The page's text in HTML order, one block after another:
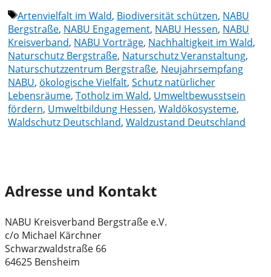
Schlagwörter
Artenvielfalt im Wald, Biodiversität schützen, NABU
Bergstraße, NABU Engagement, NABU Hessen, NABU
Kreisverband, NABU Vorträge, Nachhaltigkeit im Wald,
Naturschutz Bergstraße, Naturschutz Veranstaltung,
Naturschutzzentrum Bergstraße, Neujahrsempfang
NABU, ökologische Vielfalt, Schutz natürlicher
Lebensräume, Totholz im Wald, Umweltbewusstsein
fördern, Umweltbildung Hessen, Waldökosysteme,
Waldschutz Deutschland, Waldzustand Deutschland
Adresse und Kontakt
NABU Kreisverband Bergstraße e.V.
c/o Michael Kärchner
Schwarzwaldstraße 66
64625 Bensheim